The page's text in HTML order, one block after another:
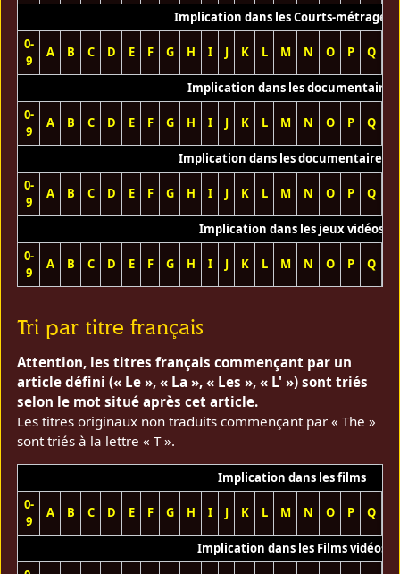
Implication dans les Courts-métrages
0-
9
A B C D E F G H I J K L M N O P Q
Implication dans les documentaires
0-
9
A B C D E F G H I J K L M N O P Q
Implication dans les documentaires
0-
9
A B C D E F G H I J K L M N O P Q
Implication dans les jeux vidéos
0-
9
A B C D E F G H I J K L M N O P Q
Tri par titre français
Attention, les titres français commençant par un
article défini (« Le », « La », « Les », « L' ») sont triés
selon le mot situé après cet article.
Les titres originaux non traduits commençant par « The »
sont triés à la lettre « T ».
Implication dans les films
0-
9
A B C D E F G H I J K L M N O P Q
Implication dans les Films vidéos